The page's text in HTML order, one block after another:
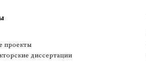
проекты
диссертации